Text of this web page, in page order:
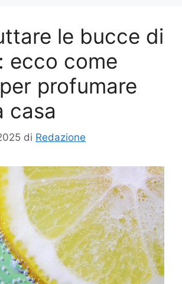
le bucce di
ecco come
profumare
casa
di Redazione